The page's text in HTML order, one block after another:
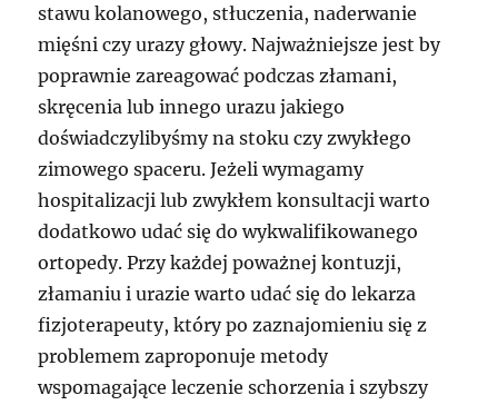
stawu kolanowego, stłuczenia, naderwanie
mięśni czy urazy głowy. Najważniejsze jest by
poprawnie zareagować podczas złamani,
skręcenia lub innego urazu jakiego
doświadczylibyśmy na stoku czy zwykłego
zimowego spaceru. Jeżeli wymagamy
hospitalizacji lub zwykłem konsultacji warto
dodatkowo udać się do wykwalifikowanego
ortopedy. Przy każdej poważnej kontuzji,
złamaniu i urazie warto udać się do lekarza
fizjoterapeuty, który po zaznajomieniu się z
problemem zaproponuje metody
wspomagające leczenie schorzenia i szybszy